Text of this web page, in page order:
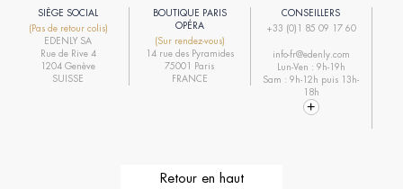
SIÈGE SOCIAL
(Pas de retour colis)
EDENLY SA
Rue de Rive 4
1204 Genève
SUISSE
BOUTIQUE PARIS
OPÉRA
(Sur rendez-vous)
14 rue des Pyramides
75001 Paris
FRANCE
CONSEILLERS
+33 (0)1 85 09 17 60
info-fr@edenly.com
Lun-Ven : 9h-19h
Sam : 9h-12h puis 13h-
18h
Retour en haut